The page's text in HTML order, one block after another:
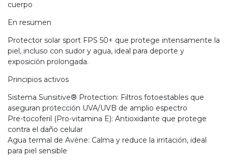
cuerpo
En resumen
Protector solar sport FPS 50+ que protege intensamente la
piel, incluso con sudor y agua, ideal para deporte y
exposición prolongada.
Principios activos
Sistema Sunsitive® Protection: Filtros fotoestables que
aseguran protección UVA/UVB de amplio espectro
Pre-tocoferil (Pro-vitamina E): Antioxidante que protege
contra el daño celular
Agua termal de Avène: Calma y reduce la irritación, ideal
para piel sensible